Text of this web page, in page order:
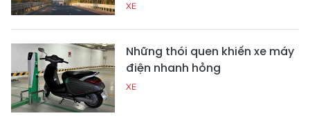
XE
Những thói quen khiến xe máy
điện nhanh hỏng
XE